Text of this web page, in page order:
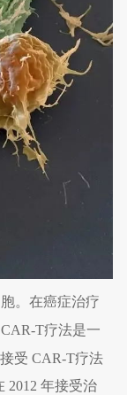
。在癌症治疗
CAR-T疗法是一
受 CAR-T疗法
2012 年接受治